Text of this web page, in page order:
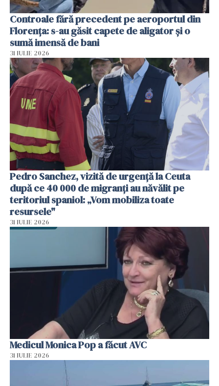
Controale fără precedent pe aeroportul din
Florența: s-au găsit capete de aligator și o
sumă imensă de bani
31 IULIE 2026
Pedro Sanchez, vizită de urgență la Ceuta
după ce 40 000 de migranți au năvălit pe
teritoriul spaniol: „Vom mobiliza toate
resursele"
31 IULIE 2026
Medicul Monica Pop a făcut AVC
31 IULIE 2026